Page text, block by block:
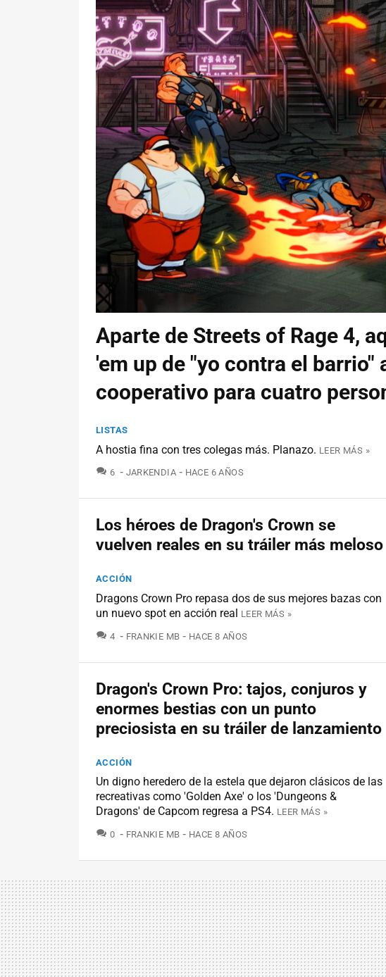
Aparte de Streets of Rage 4,
'em up de "yo contra el barrio"
cooperativo para cuatro
LISTAS
A hostia fina con tres colegas más. Planazo. LEER MÁS »
6 COMENTARIOS
JARKENDIA HACE 6 AÑOS
Los héroes de Dragon's Crown se
vuelven reales en su tráiler más meloso
ACCIÓN
Dragons Crown Pro repasa dos de sus mejores bazas con
un nuevo spot en acción real LEER MÁS »
4 COMENTARIOS
FRANKIE MB HACE 8 AÑOS
Dragon's Crown Pro: tajos, conjuros y
enormes bestias con un punto
preciosista en su tráiler de lanzamiento
ACCIÓN
Un digno heredero de la estela que dejaron clásicos de las
recreativas como 'Golden Axe' o los 'Dungeons &
Dragons' de Capcom regresa a PS4. LEER MÁS »
0 COMENTARIOS
FRANKIE MB HACE 8 AÑOS